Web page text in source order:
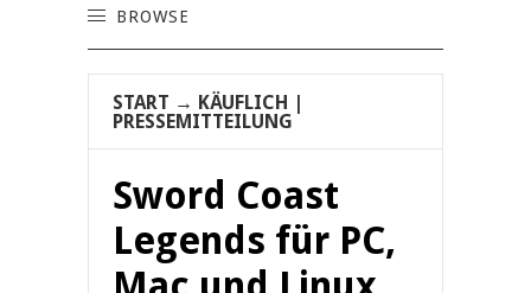
BROWSE
START → KÄUFLICH
PRESSEMITTEILUNG
Sword Coast
Legends für PC,